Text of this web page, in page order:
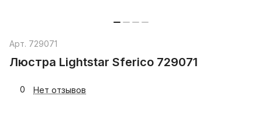
Арт. 729071
Люстра Lightstar Sferico 729071
0 Нет отзывов